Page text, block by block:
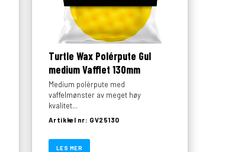
Turtle Wax Polérpute Gul
medium Vafflet 130mm
Medium polèrpute med
vaffelmønster av meget høy
kvalitet...
Artikkel nr: GV25130
LES MER